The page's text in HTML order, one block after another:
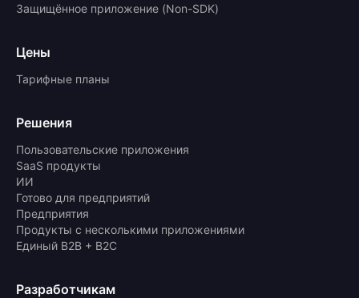
Защищённое приложение (Non-SDK)
Цены
Тарифные планы
Решения
Пользовательские приложения
SaaS продукты
ИИ
Готово для предприятий
Предприятия
Продукты с несколькими приложениями
Единый B2B + B2C
Разработчикам